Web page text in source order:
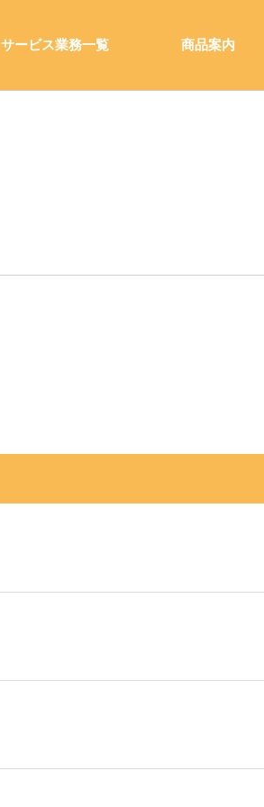
サービス業務一覧 商品案内